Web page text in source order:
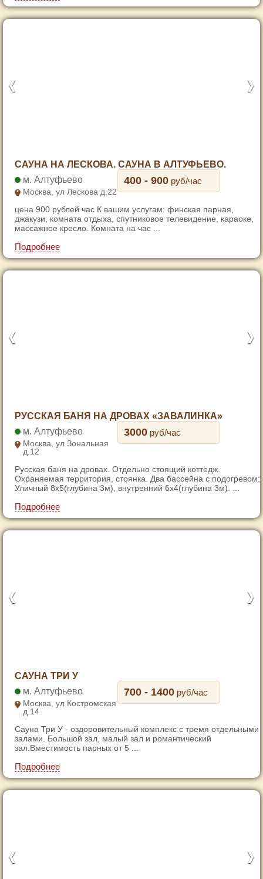
6
САУНА НА ЛЕСКОВА. САУНА В АЛТУФЬЕВО.
Алтуфьево
Москва, ул Лескова д.22
400 - 900 руб/час
цена 900 рублей час К вашим услугам: финская парная,
джакузи, комната отдыха, спутниковое телевидение, караоке,
массажное кресло. Комната на час ...
Подробнее
РУССКАЯ БАНЯ НА ДРОВАХ «ЗАВАЛИНКА»
Алтуфьево
Москва, ул Зональная
д.12
3000 руб/час
Русская баня на дровах. Отдельно стоящий коттедж.
Охраняемая территория, стоянка. Два бассейна с подогревом:
Уличный 8х5(глубина 3м), внутренний 6х4(глубина 3м). ...
Подробнее
САУНА ТРИ У
Алтуфьево
Москва, ул Костромская
д.14
700 - 1400 руб/час
Сауна Три У - оздоровительный комплекс с тремя отдельными
залами. Большой зал, малый зал и романтический
зал.Вместимость парных от 5 ...
Подробнее